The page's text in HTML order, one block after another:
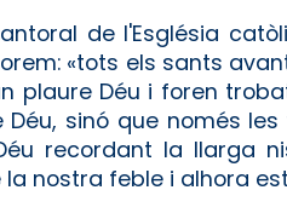
de l'Església
«tots els sants
plaure Déu i foren
sinó que només
recordant la llarga
nostra feble i alhora